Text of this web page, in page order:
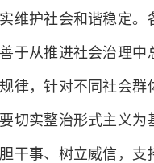
维护社会和谐稳定。
于从推进社会治理中
律，针对不同社会群
切实整治形式主义为
干事、树立威信，支